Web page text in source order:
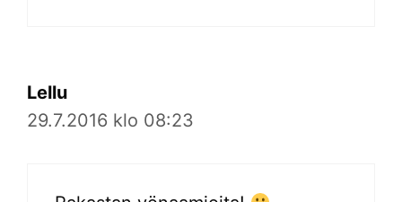
Lellu
29.7.2016 klo 08:23